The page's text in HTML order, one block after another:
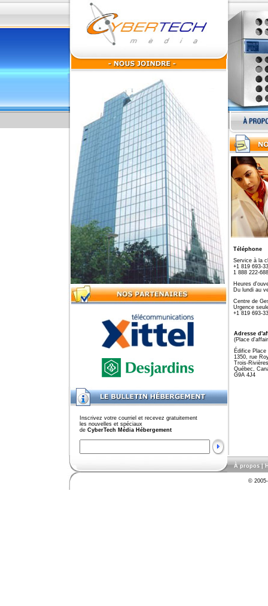
Inscrivez votre courriel et recevez gratuitement
les nouvelles et spéciaux
de CyberTech Média Hébergement
Téléphone
Service à la
+1 819 693-
1 888 222-
Heures
Du lundi au
Centre de
Urgence
+1 819 693-
Adresse
(Place
Édifice Place
1350, rue
Trois-Rivières
Québec,
G9A 4J4
À propos|
©